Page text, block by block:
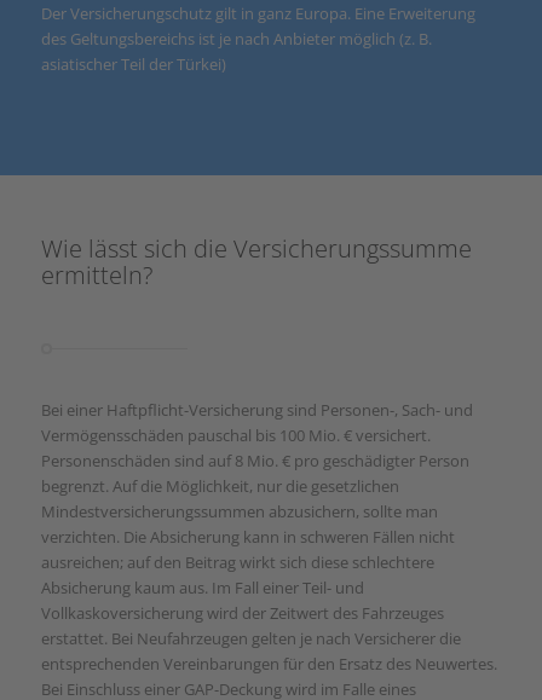
Der Versicherungschutz gilt in ganz Europa. Eine Erweiterung
des Geltungsbereichs ist je nach Anbieter möglich (z. B.
asiatischer Teil der Türkei)
Wie lässt sich die Versicherungssumme
ermitteln?
Bei einer Haftpflicht-Versicherung sind Personen-, Sach- und
Vermögensschäden pauschal bis 100 Mio. € versichert.
Personenschäden sind auf 8 Mio. € pro geschädigter Person
begrenzt. Auf die Möglichkeit, nur die gesetzlichen
Mindestversicherungssummen abzusichern, sollte man
verzichten. Die Absicherung kann in schweren Fällen nicht
ausreichen; auf den Beitrag wirkt sich diese schlechtere
Absicherung kaum aus. Im Fall einer Teil- und
Vollkaskoversicherung wird der Zeitwert des Fahrzeuges
erstattet. Bei Neufahrzeugen gelten je nach Versicherer die
entsprechenden Vereinbarungen für den Ersatz des Neuwertes.
Bei Einschluss einer GAP-Deckung wird im Falle eines